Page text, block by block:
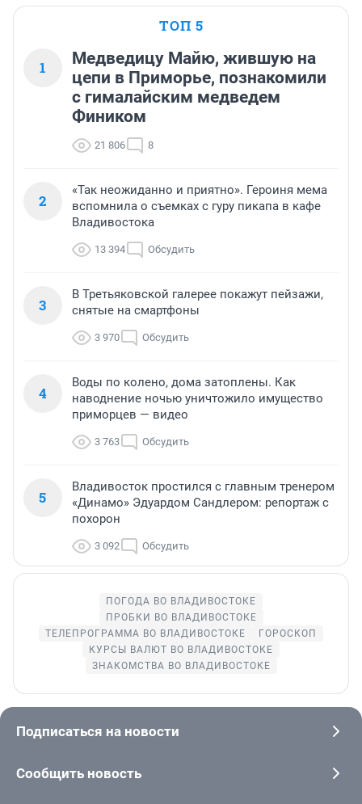
ТОП 5
1
Медведицу Майю, жившую на
цепи в Приморье, познакомили
с гималайским медведем
Фиником
21 806 8
2
«Так неожиданно и приятно». Героиня мема
вспомнила о съемках с гуру пикапа в кафе
Владивостока
13 394 Обсудить
3
В Третьяковской галерее покажут пейзажи,
снятые на смартфоны
3 970 Обсудить
4
Воды по колено, дома затоплены. Как
наводнение ночью уничтожило имущество
приморцев — видео
3 763 Обсудить
5
Владивосток простился с главным тренером
«Динамо» Эдуардом Сандлером: репортаж с
похорон
3 092 Обсудить
ПОГОДА ВО ВЛАДИВОСТОКЕ
ПРОБКИ ВО ВЛАДИВОСТОКЕ
ТЕЛЕПРОГРАММА ВО ВЛАДИВОСТОКЕ
ГОРОСКОП
КУРСЫ ВАЛЮТ ВО ВЛАДИВОСТОКЕ
ЗНАКОМСТВА ВО ВЛАДИВОСТОКЕ
Подписаться на новости
Сообщить новость